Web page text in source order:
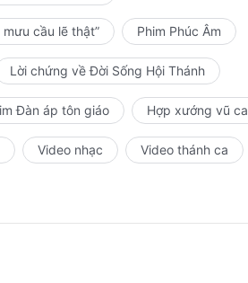
cầu lẽ thật” Phim Phúc Âm
Lời chứng về Đời Sống Hội Thánh
Đàn áp tôn giáo Hợp xướng vũ ca
Video nhạc Video thánh ca